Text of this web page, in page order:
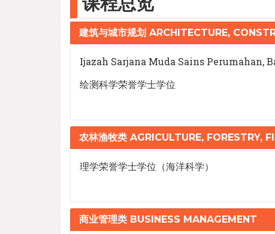
建筑与城市规划 ARCHITECTURE,
Ijazah Sarjana Muda Sains Perumahan,
绘测科学荣誉学士学位
农林渔牧类 AGRICULTURE, FORESTRY,
理学荣誉学士学位（海洋科学）
商业管理类 BUSINESS MANAGEMENT